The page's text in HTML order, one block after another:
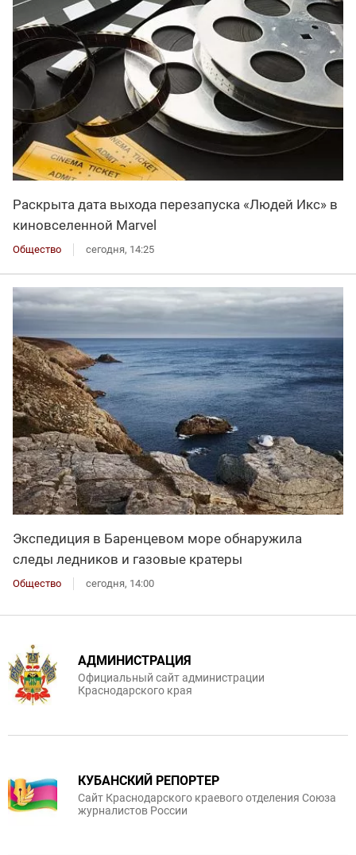
Раскрыта дата выхода перезапуска «Людей Икс» в
киновселенной Marvel
Общество сегодня, 14:25
Экспедиция в Баренцевом море обнаружила
следы ледников и газовые кратеры
Общество сегодня, 14:00
АДМИНИСТРАЦИЯ
Официальный сайт администрации
Краснодарского края
КУБАНСКИЙ РЕПОРТЕР
Сайт Краснодарского краевого отделения Союза
журналистов России